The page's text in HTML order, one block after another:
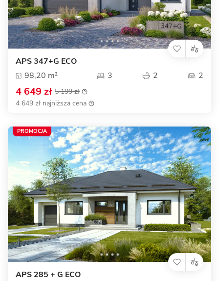
APS 347+G ECO
98,20 m²
3 2 2
4 649 zł 5 199 zł
4 649 zł najniższa cena
APS 285 + G ECO
PROMOCJA